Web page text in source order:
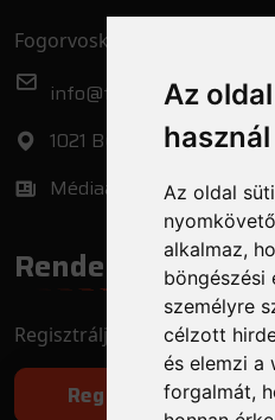
Az
használ
Az oldal
alkalmaz,
böngészési
személyre
célzott
és elemzi a
forgalmát,
Fogorvoskereső.hu Zrt.
info@fogorvoskereso.hu
1021 Budapest, Bécsi út 3-
Médiaajánlat
Rendelő
Regisztrálja fogorvosi
Regisztráció